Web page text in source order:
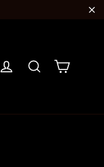
Inloggen Zoeken